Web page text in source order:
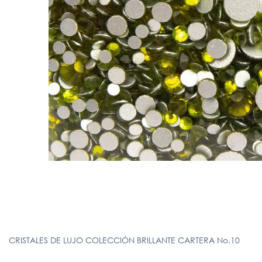
CRISTALES DE LUJO COLECCIÓN BRILLANTE CARTERA No.10